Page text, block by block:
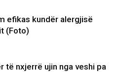
efikas kundër alergjisë
(Foto)
të nxjerrë ujin nga veshi pa